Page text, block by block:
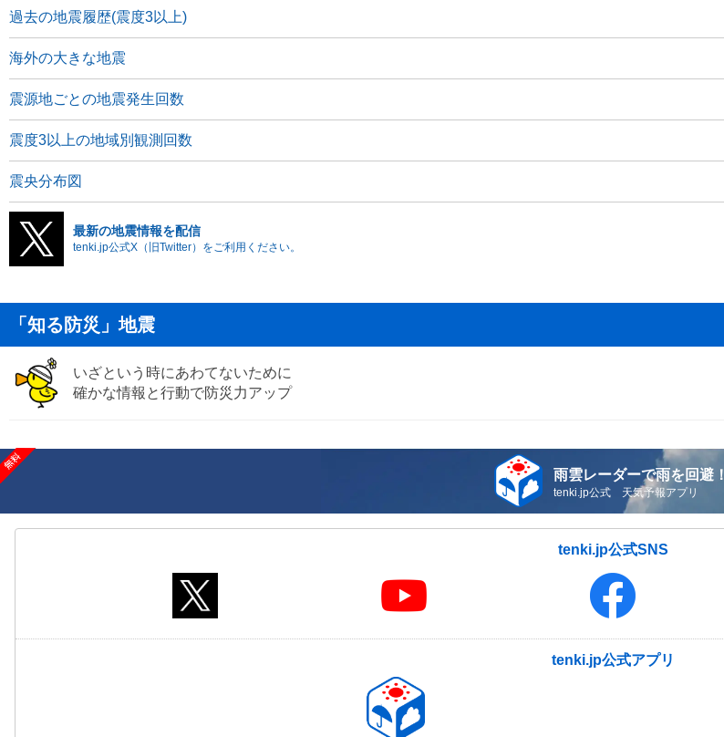
過去の地震履歴(震度3以上)
海外の大きな地震
震源地ごとの地震発生回数
震度3以上の地域別観測回数
震央分布図
最新の地震情報を配信
tenki.jp公式X（旧Twitter）をご利用ください。
「知る防災」地震
いざという時にあわてないために
確かな情報と行動で防災力アップ
雨雲レーダーで雨を回避！
tenki.jp公式 天気予報アプリ
tenki.jp公式SNS
tenki.jp公式アプリ